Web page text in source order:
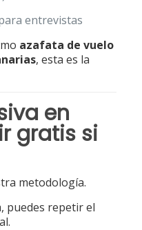
entrevistas
azafata de vuelo
, esta es la
en
gratis si
metodología.
puedes repetir el